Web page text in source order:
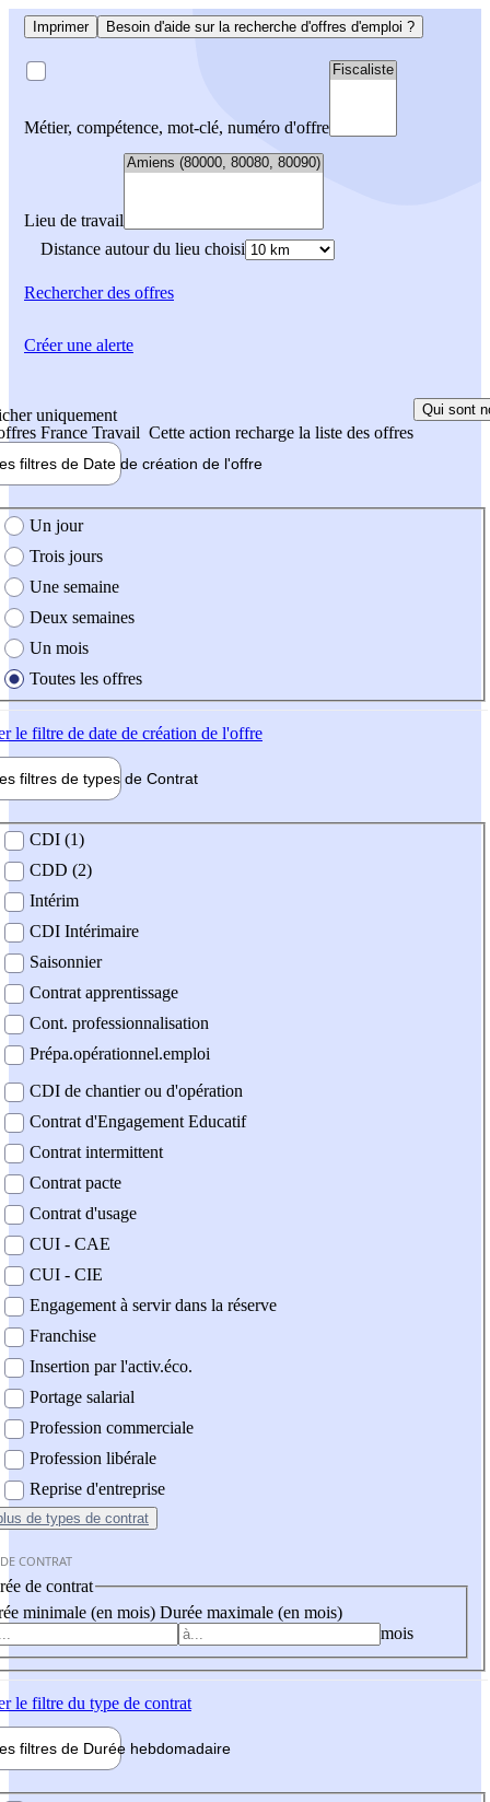
Imprimer Besoin d'aide sur la recherche d'offres d'emploi ?
Métier, compétence, mot-clé, numéro d'offre
Lieu de travail
Distance autour du lieu choisi
Rechercherdes offres
uniquement
France Travail Cette action recharge la liste des offres
Qui sont
filtres de Date de création de l'offre
création de l'offre
Un jour
Trois jours
Une semaine
Deux semaines
Un mois
Toutes les offres
le filtre de date de création de l'offre
filtres de types de Contrat
contrat
CDI (1)
CDD (2)
Intérim
CDI Intérimaire
Saisonnier
Contrat apprentissage
Cont. professionnalisation
Prépa.opérationnel.emploi
CDI de chantier ou d'opération
Contrat d'Engagement Educatif
Contrat intermittent
Contrat pacte
Contrat d'usage
CUI - CAE
CUI - CIE
Engagement à servir dans la réserve
Franchise
Insertion par l'activ.éco.
Portage salarial
Profession commerciale
Profession libérale
Reprise d'entreprise
de types de contrat
CONTRAT
de contrat
minimale (en mois) Durée maximale (en mois)
mois
le filtre du type de contrat
filtres de Durée hebdomadaire
Créer une alerte